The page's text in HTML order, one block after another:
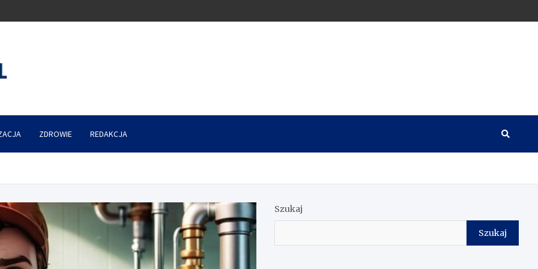
ZDROWIE REDAKCJA
Szukaj
Szukaj